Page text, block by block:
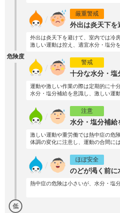
危険度
低
厳重警戒
外出は炎天下を
外出は炎天下を避けて、室内では冷
激しい運動は控え、適宜水分・塩分
警戒
十分な水分・塩
運動や激しい作業の際は定期的に十
水分・塩分補給を意識し、激しい運
注意
水分・塩分補給
激しい運動や重労働では熱中症の危険
体調の変化に注意し、運動の合間に
ほぼ安全
のどが渇く前に
熱中症の危険は小さいが、水分・塩